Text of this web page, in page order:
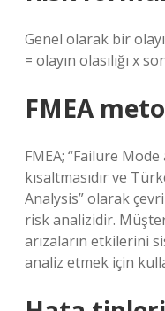
Genel olarak bir
= olayın olasılığı x
FMEA
FMEA; “Failure
kısaltmasıdır ve
Analysis” olarak
risk analizidir.
arızaların etkilerini
analiz etmek için